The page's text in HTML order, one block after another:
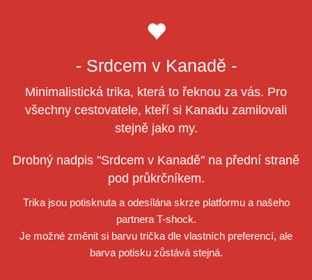
- Srdcem v Kanadě -
Minimalistická trika, která to řeknou za vás. Pro
všechny cestovatele, kteří si Kanadu zamilovali
stejně jako my.
Drobný nadpis "Srdcem v Kanadě" na přední straně
pod průkrčníkem.
Trika jsou potisknuta a odesílána skrze platformu a našeho
partnera T-shock.
Je možné změnit si barvu trička dle vlastních preferencí, ale
barva potisku zůstává stejná.